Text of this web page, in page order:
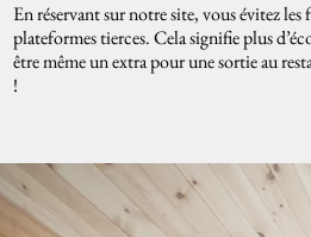
En réservant sur notre site, vous évitez les
plateformes tierces. Cela signifie plus
être même un extra pour une sortie au
!